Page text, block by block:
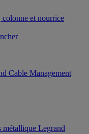
colonne et nourrice
Cable Management
métallique Legrand